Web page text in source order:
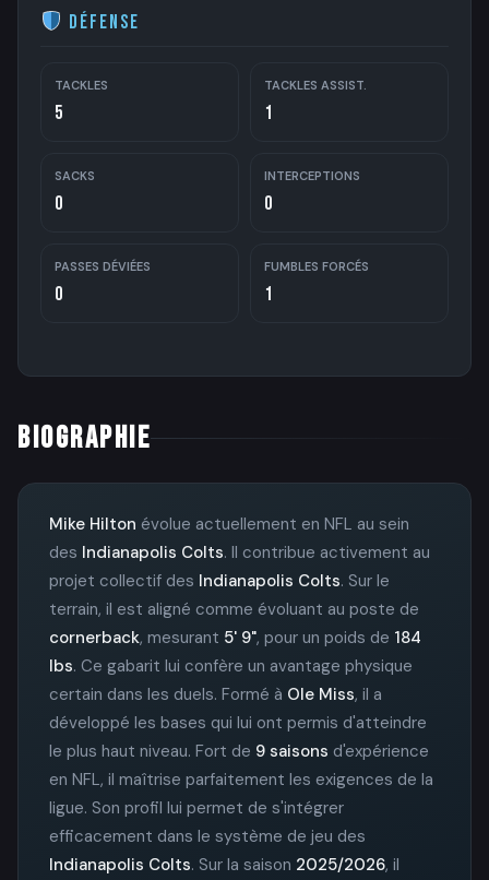
Défense
TACKLES
5
TACKLES ASSIST.
1
SACKS
0
INTERCEPTIONS
0
PASSES DÉVIÉES
0
FUMBLES FORCÉS
1
BIOGRAPHIE
Mike Hilton évolue actuellement en NFL au sein
des Indianapolis Colts. Il contribue activement au
projet collectif des Indianapolis Colts. Sur le
terrain, il est aligné comme évoluant au poste de
cornerback, mesurant 5' 9", pour un poids de 184
lbs. Ce gabarit lui confère un avantage physique
certain dans les duels. Formé à Ole Miss, il a
développé les bases qui lui ont permis d'atteindre
le plus haut niveau. Fort de 9 saisons d'expérience
en NFL, il maîtrise parfaitement les exigences de la
ligue. Son profil lui permet de s'intégrer
efficacement dans le système de jeu des
Indianapolis Colts. Sur la saison 2025/2026, il